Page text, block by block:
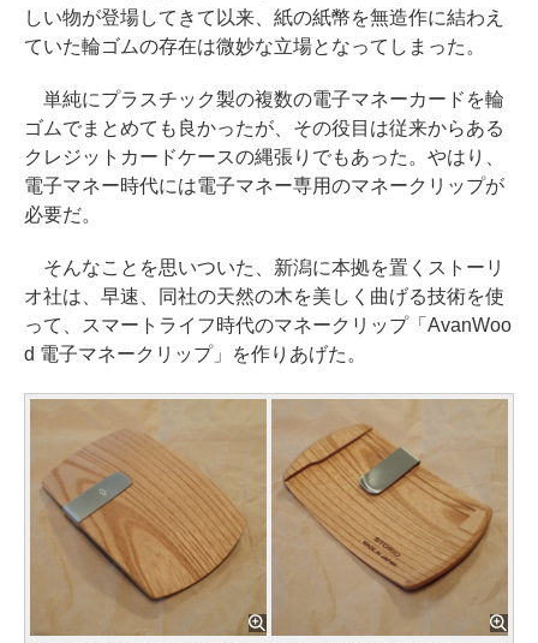
しい物が登場してきて以来、紙の紙幣を無造作に結わえ
ていた輪ゴムの存在は微妙な立場となってしまった。
単純にプラスチック製の複数の電子マネーカードを輪
ゴムでまとめても良かったが、その役目は従来からある
クレジットカードケースの縄張りでもあった。やはり、
電子マネー時代には電子マネー専用のマネークリップが
必要だ。
そんなことを思いついた、新潟に本拠を置くストーリ
オ社は、早速、同社の天然の木を美しく曲げる技術を使
って、スマートライフ時代のマネークリップ「AvanWoo
d 電子マネークリップ」を作りあげた。